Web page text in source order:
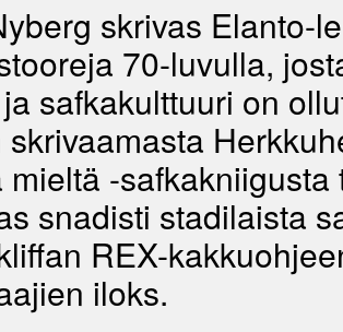
skrivas Elanto-
70-luvulla,
safkakulttuuri on
skrivaamasta
mieltä -safkakniigusta
snadisti stadilaista
REX-
iloks.